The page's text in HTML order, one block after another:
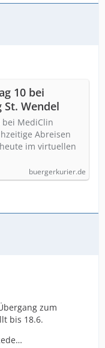
10 bei
Wendel
bei MediClin
Abreisen
im virtuellen
buergerkurier.de
zum
bis 18.6.